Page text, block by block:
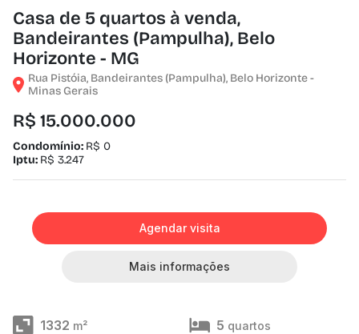
Casa de 5 quartos à venda,
Bandeirantes (Pampulha), Belo
Horizonte - MG
Rua Pistóia, Bandeirantes (Pampulha), Belo Horizonte -
Minas Gerais
R$ 15.000.000
Condomínio: R$ 0
Iptu: R$ 3.247
Agendar visita
Mais informações
1332 m² 5 quartos